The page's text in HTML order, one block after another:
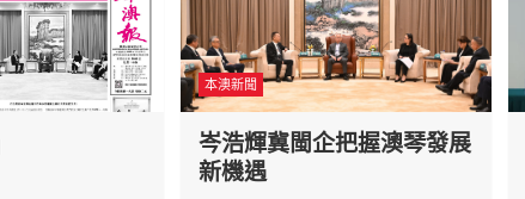
本澳新聞
岑浩輝冀閩企把握澳琴發展
新機遇